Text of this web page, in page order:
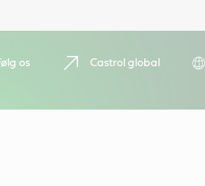
os Castrol global